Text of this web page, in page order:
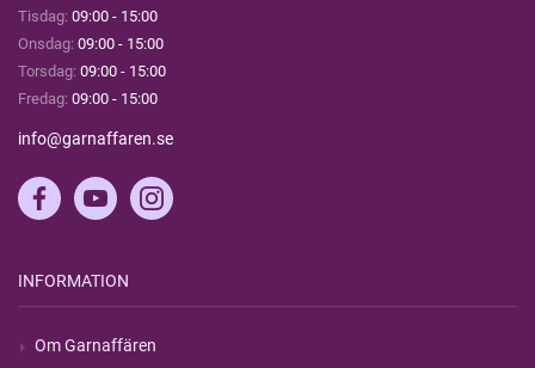
Tisdag: 09:00 - 15:00
Onsdag: 09:00 - 15:00
Torsdag: 09:00 - 15:00
Fredag: 09:00 - 15:00
info@garnaffaren.se
INFORMATION
Om Garnaffären